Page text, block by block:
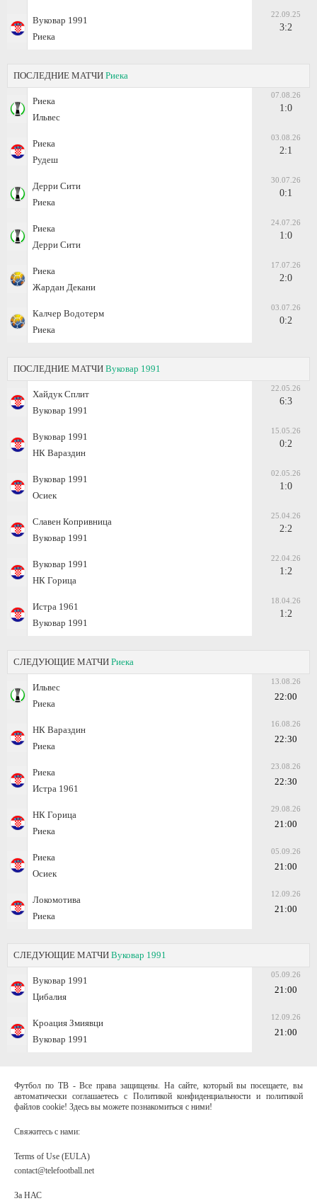
Вуковар 1991
Риека
22.09.25
3:2
ПОСЛЕДНИЕ МАТЧИ Риека
Риека
Ильвес
07.08.26
1:0
Риека
Рудеш
03.08.26
2:1
Дерри Сити
Риека
30.07.26
0:1
Риека
Дерри Сити
24.07.26
1:0
Риека
Жардан Декани
17.07.26
2:0
Калчер Водотерм
Риека
03.07.26
0:2
ПОСЛЕДНИЕ МАТЧИ Вуковар 1991
Хайдук Сплит
Вуковар 1991
22.05.26
6:3
Вуковар 1991
НК Вараздин
15.05.26
0:2
Вуковар 1991
Осиек
02.05.26
1:0
Славен Копривница
Вуковар 1991
25.04.26
2:2
Вуковар 1991
НК Горица
22.04.26
1:2
Истра 1961
Вуковар 1991
18.04.26
1:2
СЛЕДУЮЩИЕ МАТЧИ Риека
Ильвес
Риека
13.08.26
22:00
НК Вараздин
Риека
16.08.26
22:30
Риека
Истра 1961
23.08.26
22:30
НК Горица
Риека
29.08.26
21:00
Риека
Осиек
05.09.26
21:00
Локомотива
Риека
12.09.26
21:00
СЛЕДУЮЩИЕ МАТЧИ Вуковар 1991
Вуковар 1991
Цибалия
05.09.26
21:00
Кроация Змиявци
Вуковар 1991
12.09.26
21:00
Футбол по ТВ - Все права защищены. На сайте, который вы посещаете, вы
автоматически соглашаетесь с Политикой конфиденциальности и политикой
файлов cookie! Здесь вы можете познакомиться с ними!
Свяжитесь с нами:
Terms of Use (EULA)
contact@telefootball.net
За НАС